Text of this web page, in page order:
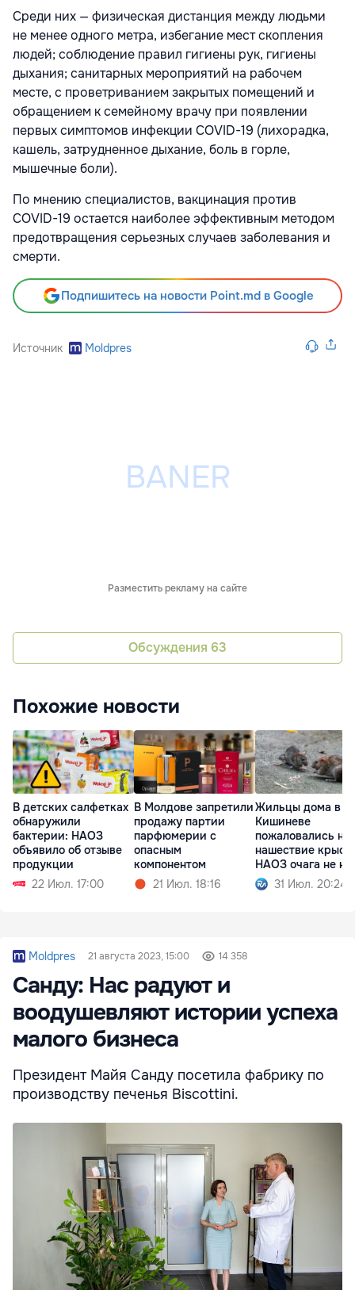
Среди них — физическая дистанция между людьми
не менее одного метра, избегание мест скопления
людей; соблюдение правил гигиены рук, гигиены
дыхания; санитарных мероприятий на рабочем
месте, с проветриванием закрытых помещений и
обращением к семейному врачу при появлении
первых симптомов инфекции COVID-19 (лихорадка,
кашель, затрудненное дыхание, боль в горле,
мышечные боли).
По мнению специалистов, вакцинация против
COVID-19 остается наиболее эффективным методом
предотвращения серьезных случаев заболевания и
смерти.
Подпишитесь на новости Point.md в Google
Источник Moldpres
Разместить рекламу на сайте
Обсуждения 63
Похожие новости
В детских салфетках
обнаружили
бактерии: НАОЗ
объявило об отзыве
продукции
22 Июл. 17:00
В Молдове запретили
продажу партии
парфюмерии с
опасным
компонентом
21 Июл. 18:16
Жильцы дома в
Кишиневе
пожаловались на
нашествие крыс:
НАОЗ очага не
31 Июл. 20:24
Moldpres 21 августа 2023, 15:00 14 358
Cанду: Нас радуют и
воодушевляют истории успеха
малого бизнеса
Президент Майя Санду посетила фабрику по
производству печенья Biscottini.